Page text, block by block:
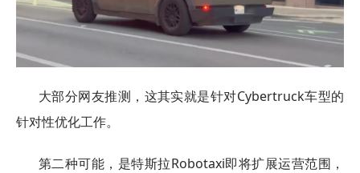
大部分网友推测，这其实就是针对Cybertruck车型的
针对性优化工作。
第二种可能，是特斯拉Robotaxi即将扩展运营范围，